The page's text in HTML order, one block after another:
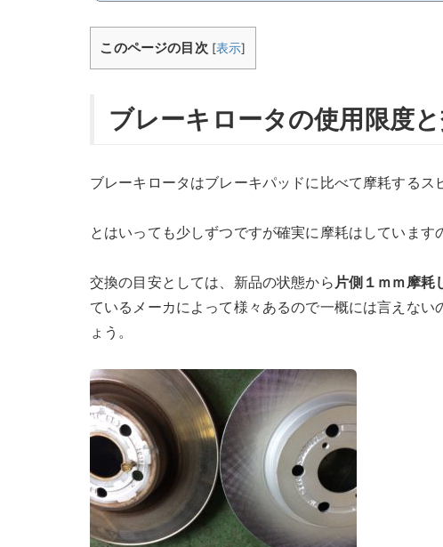
このページの目次 [表示]
ブレーキロータの使用限度
ブレーキロータはブレーキパッドに比べて摩耗するス
とはいっても少しずつですが確実に摩耗はしていま
交換の目安としては、新品の状態から 片側１ｍｍ摩耗
ているメーカによって様々あるので一概には言えな
ょう。